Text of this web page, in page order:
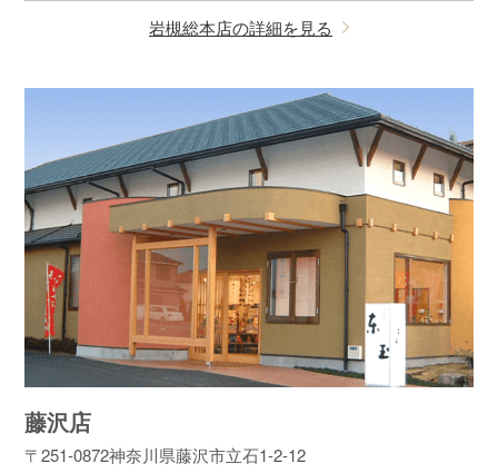
岩槻総本店の詳細を見る
藤沢店
〒251-0872神奈川県藤沢市立石1-2-12